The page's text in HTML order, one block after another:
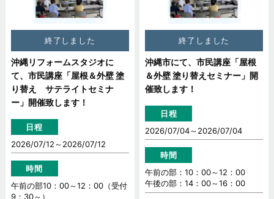
終了しました
沖縄リフォームスタジオに
て、市民講座「屋根＆外壁 塗
り替え サテライトセミナ
ー」開催致します！
日程
2026/07/12～2026/07/12
時間
午前の部10：00～12：00（受付
9：30～）
終了しました
沖縄市にて、市民講座「屋根
＆外壁 塗り替えセミナー」開
催致します！
日程
2026/07/04～2026/07/04
時間
午前の部：10：00～12：00
午後の部：14：00～16：00